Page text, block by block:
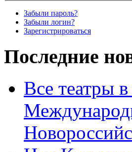
Забыли пароль?
Забыли логин?
Зарегистрироваться
Последние
Все театры